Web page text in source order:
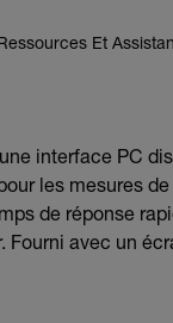
Et
interface PC
les mesures
de réponse
Fourni avec un